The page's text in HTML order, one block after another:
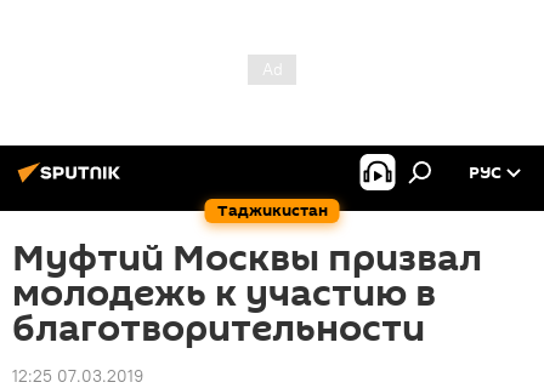
Таджикистан
РУС
Муфтий Москвы призвал
молодежь к участию в
благотворительности
12:25 07.03.2019